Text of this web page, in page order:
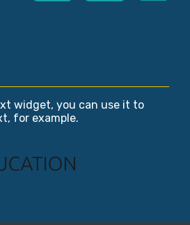
widget, you can use it to
for example.